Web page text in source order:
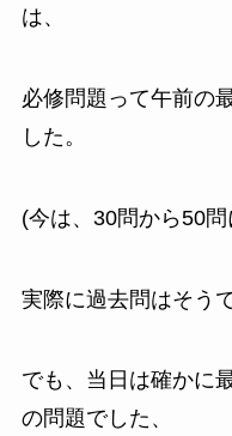
は、
必修問題って午前の
した。
(今は、30問から50
実際に過去問はそう
でも、当日は確かに
の問題でした、